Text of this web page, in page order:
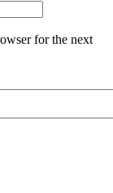
for the next